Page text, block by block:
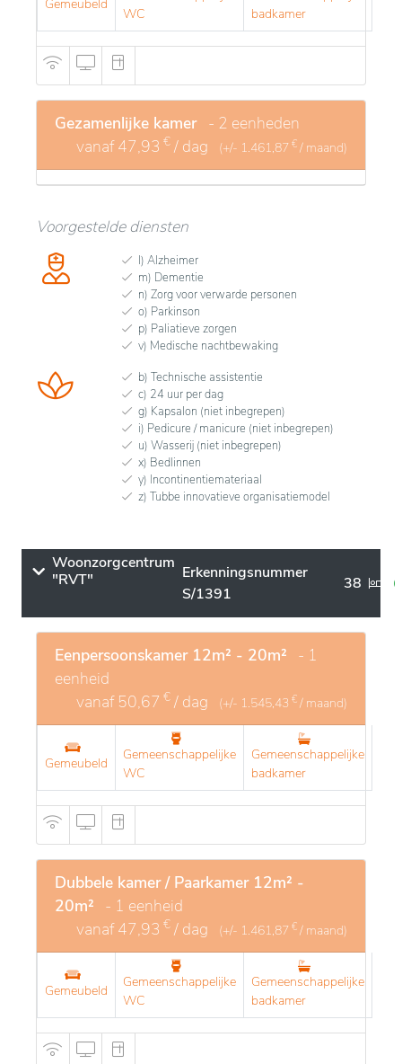
Gemeubeld
WC
badkamer
Gezamenlijke kamer - 2 eenheden
vanaf47,93 € / dag (+/- 1.461,87 € / maand)
Voorgestelde diensten
l) Alzheimer
m) Dementie
n) Zorg voor verwarde personen
o) Parkinson
p) Paliatieve zorgen
v) Medische nachtbewaking
b) Technische assistentie
c) 24 uur per dag
g) Kapsalon (niet inbegrepen)
i) Pedicure / manicure (niet inbegrepen)
u) Wasserij (niet inbegrepen)
x) Bedlinnen
y) Incontinentiemateriaal
z) Tubbe innovatieve organisatiemodel
Woonzorgcentrum
"RVT"
Erkenningsnummer
S/1391
38
Eenpersoonskamer 12m² - 20m² - 1
eenheid
vanaf 50,67 € / dag (+/- 1.545,43 € / maand)
Gemeubeld
Gemeenschappelijke
WC
Gemeenschappelijke
badkamer
Dubbele kamer / Paarkamer 12m² -
20m² - 1 eenheid
vanaf47,93 € / dag (+/- 1.461,87 € / maand)
Gemeubeld
Gemeenschappelijke
WC
Gemeenschappelijke
badkamer